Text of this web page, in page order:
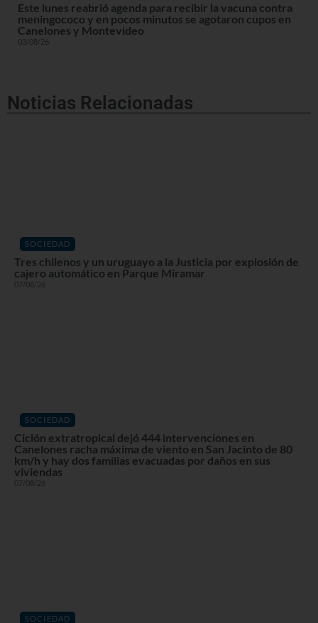
Este lunes reabrió agenda para recibir la vacuna contra
meningococo y en pocos minutos se agotaron cupos en
Canelones y Montevideo
03/08/26
Noticias Relacionadas
SOCIEDAD
Tres chilenos y un uruguayo a la Justicia por explosión de
cajero automático en Parque Miramar
07/08/26
SOCIEDAD
Ciclón extratropical dejó 444 intervenciones en
Canelones racha máxima de viento en San Jacinto de 80
km/h y hay dos familias evacuadas por daños en sus
viviendas
07/08/26
SOCIEDAD